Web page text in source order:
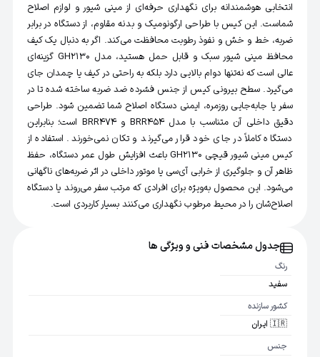
انتخابی هوشمندانه برای نگهداری حرفه‌ای از مینی شیور و لوازم اصلاح
شماست. این کیس با طراحی ارگونومیک و بدنه مقاوم، از دستگاه در برابر
ضربه، خط و خش و نفوذ رطوبت محافظت می‌کند. اگر به دنبال یک کیف
محافظ مینی شیور سبک و قابل حمل هستید، مدل GH2130 گزینه‌ای
عالی است که نه‌تنها دوام بالایی دارد بلکه به راحتی در کیف یا چمدان جای
می‌گیرد. سطح بیرونی کیس از جنس فشرده ضد ضربه ساخته شده تا در
سفر یا جابه‌جایی روزمره، ایمنی دستگاه اصلاح شما تضمین شود. طراحی
دقیق داخلی آن متناسب با مدل BRR454 و BRR474 است؛ بنابراین
دستگاه کاملاً در جای خود قرار می‌گیرند و تکان نمی‌خورند. استفاده از
کیس مینی شیور قیچی GH2130 باعث افزایش طول عمر دستگاه، حفظ
ظاهر آن و جلوگیری از خرابی آی‌سی یا موتور داخلی در اثر ضربه‌های ناگهانی
می‌شود. این محصول به‌ویژه برای افرادی که مرتب سفر می‌روند یا دستگاه
اصلاح‌شان را در محیط مرطوب نگهداری می‌کنند بسیار کاربردی است.
جدول مشخصات فنی و ویژگی ها
رنگ
سفید
کشور سازنده
🇮🇷 ایران
جنس